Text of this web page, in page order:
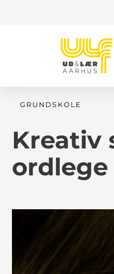
GRUNDSKOLE
Kreativ
ordlege